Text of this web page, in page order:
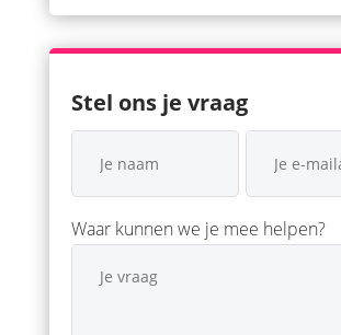
Stel ons je vraag
Waar kunnen we je mee helpen?